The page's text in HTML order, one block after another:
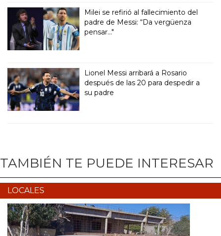
Milei se refirió al fallecimiento del
padre de Messi: “Da vergüenza
pensar..."
Lionel Messi arribará a Rosario
después de las 20 para despedir a
su padre
TAMBIÉN TE PUEDE INTERESAR
LOCALES